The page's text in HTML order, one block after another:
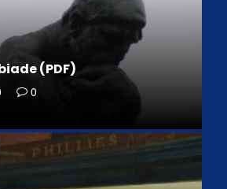
(PDF)
0